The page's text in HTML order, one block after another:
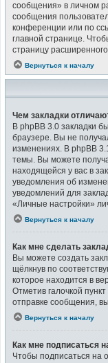
сообщения» в личном
сообщения
конференции или по
главной странице.
страницу
Вернуться к началу
Чем закладки
В phpBB 3.0 закладки
браузере. Вы не
изменениях. В phpBB
темы. Вы можете
находящейся у вас в
уведомления об
уведомлений для
«Личные настройки»
Вернуться к началу
Как мне сделать
Вы можете создать
щёлкнув по
которое находится в
Отметив галочкой
отправке сообщения,
Вернуться к началу
Как мне подписаться
Чтобы подписаться на